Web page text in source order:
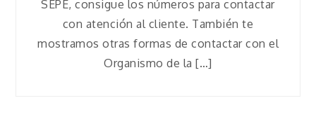
SEPE, consigue los números para contactar
con atención al cliente. También te
mostramos otras formas de contactar con el
Organismo de la […]